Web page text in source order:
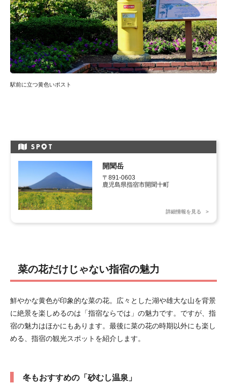
駅前に立つ黄色いポスト
SP T
開聞岳
〒891-0603
鹿児島県指宿市開聞十町
詳細情報を見る
菜の花だけじゃない指宿の魅力
鮮やかな黄色が印象的な菜の花。広々とした湖や雄大な山を背景
に絶景を楽しめるのは「指宿ならでは」の魅力です。ですが、指
宿の魅力はほかにもあります。最後に菜の花の時期以外にも楽し
める、指宿の観光スポットを紹介します。
冬もおすすめの「砂むし温泉」